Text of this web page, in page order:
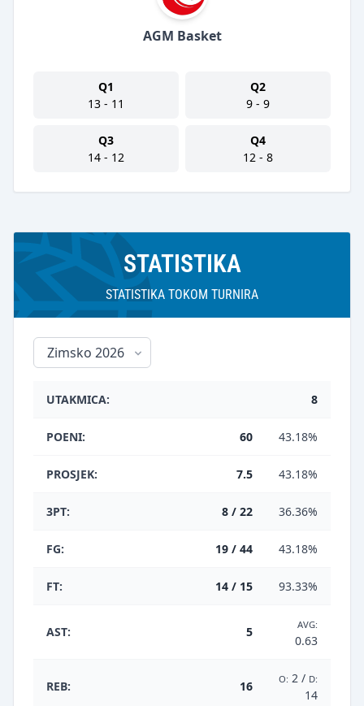
AGM Basket
Q1
13 - 11
Q2
9 - 9
Q3
14 - 12
Q4
12 - 8
STATISTIKA
STATISTIKA TOKOM TURNIRA
UTAKMICA: 8
POENI: 60 43.18%
PROSJEK: 7.5 43.18%
3PT: 8 / 22 36.36%
FG: 19 / 44 43.18%
FT: 14 / 15 93.33%
AST: 5 AVG:
0.63
REB: 16 O: 2 / D:
14